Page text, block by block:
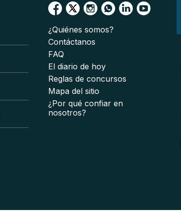
¿Quiénes somos?
Contáctanos
FAQ
El diario de hoy
Reglas de concursos
Mapa del sitio
¿Por qué confiar en
nosotros?